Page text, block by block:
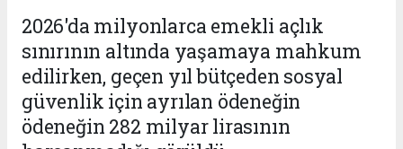
2026'da milyonlarca emekli açlık
sınırının altında yaşamaya mahkum
edilirken, geçen yıl bütçeden sosyal
güvenlik için ayrılan ödeneğin
ödeneğin 282 milyar lirasının